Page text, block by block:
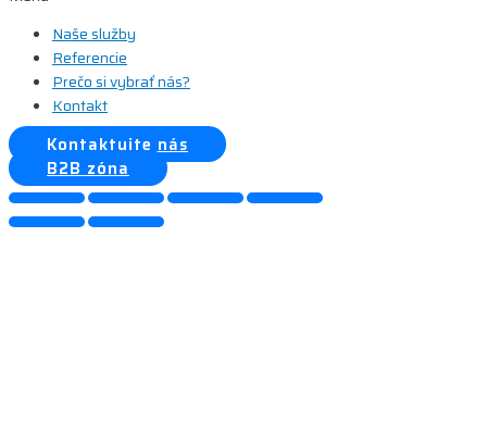
Naše služby
Referencie
Prečo si vybrať nás?
Kontakt
Kontaktujte nás
B2B zóna